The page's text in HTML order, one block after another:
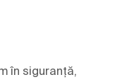
în siguranță,